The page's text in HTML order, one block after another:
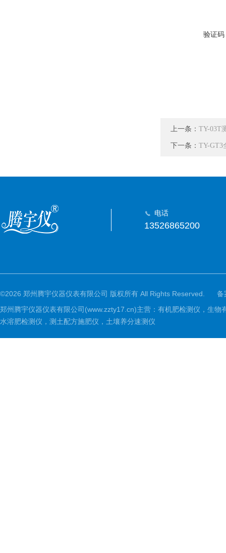
验证码
上一条： TY-03T
下一条： TY-GT3
电话
13526865200
©2026 郑州腾宇仪器仪表有限公司 版权所有 All Rights Reserved.
备
郑州腾宇仪器仪表有限公司(www.zzty17.cn)主营：有机肥检测仪，生
水溶肥检测仪，测土配方施肥仪，土壤养分速测仪